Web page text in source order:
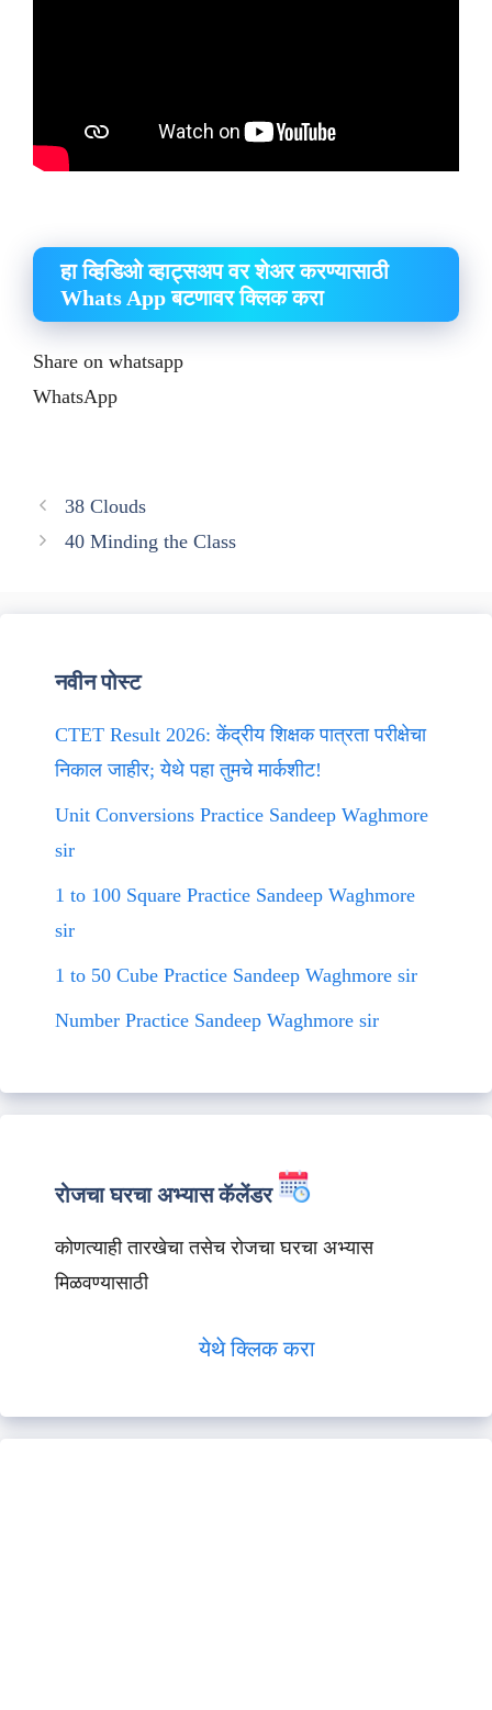
हा व्हिडिओ व्हाट्सअप वर शेअर करण्यासाठी
Whats App बटणावर क्लिक करा
Share on whatsapp
WhatsApp
38 Clouds
40 Minding the Class
नवीन पोस्ट
CTET Result 2026: केंद्रीय शिक्षक पात्रता परीक्षेचा
निकाल जाहीर; येथे पहा तुमचे मार्कशीट!
Unit Conversions Practice Sandeep Waghmore
sir
1 to 100 Square Practice Sandeep Waghmore
sir
1 to 50 Cube Practice Sandeep Waghmore sir
Number Practice Sandeep Waghmore sir
रोजचा घरचा अभ्यास कॅलेंडर
कोणत्याही तारखेचा तसेच रोजचा घरचा अभ्यास
मिळवण्यासाठी
येथे क्लिक करा